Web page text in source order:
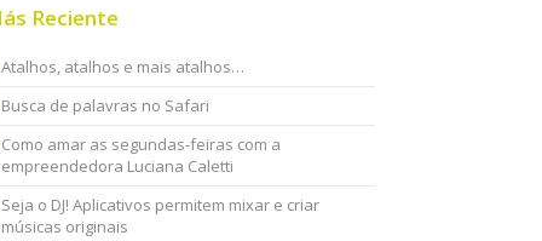
Reciente
Atalhos, atalhos e mais atalhos…
Busca de palavras no Safari
Como amar as segundas-feiras com a
empreendedora Luciana Caletti
Seja o DJ! Aplicativos permitem mixar e criar
músicas originais